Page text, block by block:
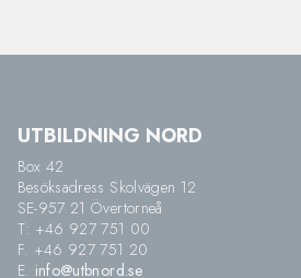
UTBILDNING NORD
Box 42
Besöksadress Skolvägen 12
SE-957 21 Övertorneå
T: +46 927 751 00
F. +46 927 751 20
E. info@utbnord.se